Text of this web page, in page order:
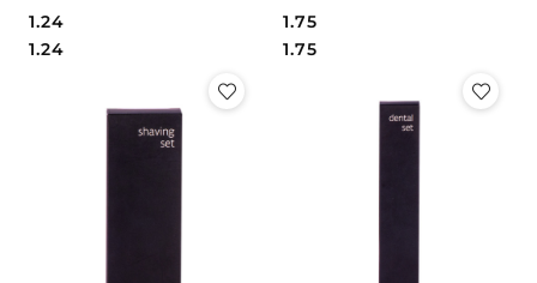
Cena:
1.24
Cena:
1.24 Cena:
1.75
Cena:
1.75